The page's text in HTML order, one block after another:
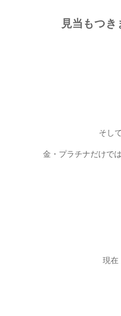
見当もつき
そして
金・プラチナだけで
現在